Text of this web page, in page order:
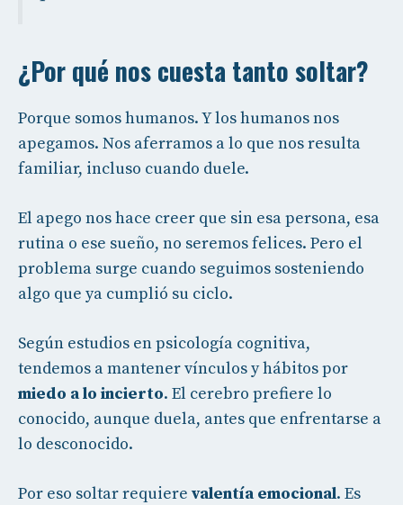
¿Por qué nos cuesta tanto soltar?
Porque somos humanos. Y los humanos nos
apegamos. Nos aferramos a lo que nos resulta
familiar, incluso cuando duele.
El apego nos hace creer que sin esa persona, esa
rutina o ese sueño, no seremos felices. Pero el
problema surge cuando seguimos sosteniendo
algo que ya cumplió su ciclo.
Según estudios en psicología cognitiva,
tendemos a mantener vínculos y hábitos por
miedo a lo incierto. El cerebro prefiere lo
conocido, aunque duela, antes que enfrentarse a
lo desconocido.
Por eso soltar requiere valentía emocional. Es